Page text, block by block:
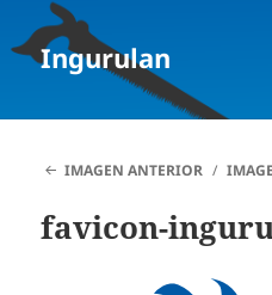
Ingurulan
IMAGEN ANTERIOR
favicon-